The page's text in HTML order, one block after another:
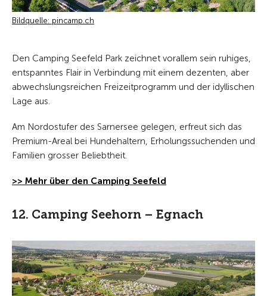
Bildquelle: pincamp.ch
Den Camping Seefeld Park zeichnet vorallem sein ruhiges,
entspanntes Flair in Verbindung mit einem dezenten, aber
abwechslungsreichen Freizeitprogramm und der idyllischen
Lage aus.
Am Nordostufer des Sarnersee gelegen, erfreut sich das
Premium-Areal bei Hundehaltern, Erholungssuchenden und
Familien grosser Beliebtheit.
>> Mehr über den Camping Seefeld
12. Camping Seehorn – Egnach